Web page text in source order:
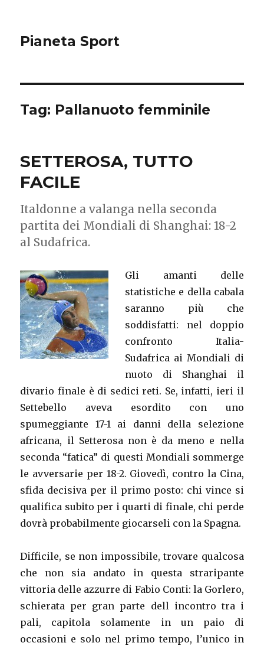
Pianeta Sport
Tag: Pallanuoto femminile
SETTEROSA, TUTTO
FACILE
Italdonne a valanga nella seconda
partita dei Mondiali di Shanghai: 18-2
al Sudafrica.
Gli amanti delle
statistiche e della cabala
saranno più che
soddisfatti: nel doppio
confronto Italia-
Sudafrica ai Mondiali di
nuoto di Shanghai il
divario finale è di sedici reti. Se, infatti, ieri il
Settebello aveva esordito con uno
spumeggiante 17-1 ai danni della selezione
africana, il Setterosa non è da meno e nella
seconda “fatica” di questi Mondiali sommerge
le avversarie per 18-2. Giovedì, contro la Cina,
sfida decisiva per il primo posto: chi vince si
qualifica subito per i quarti di finale, chi perde
dovrà probabilmente giocarseli con la Spagna.
Difficile, se non impossibile, trovare qualcosa
che non sia andato in questa straripante
vittoria delle azzurre di Fabio Conti: la Gorlero,
schierata per gran parte dell incontro tra i
pali, capitola solamente in un paio di
occasioni e solo nel primo tempo, l’unico in